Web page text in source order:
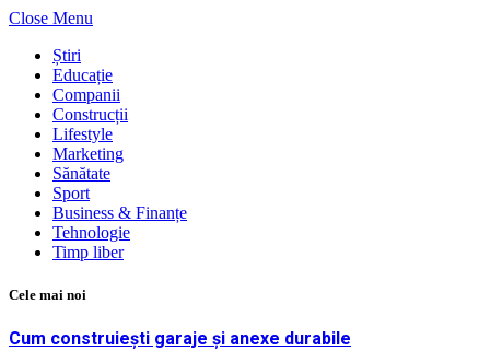
Close Menu
Știri
Educație
Companii
Construcții
Lifestyle
Marketing
Sănătate
Sport
Business & Finanțe
Tehnologie
Timp liber
Cele mai noi
Cum construiești garaje și anexe durabile